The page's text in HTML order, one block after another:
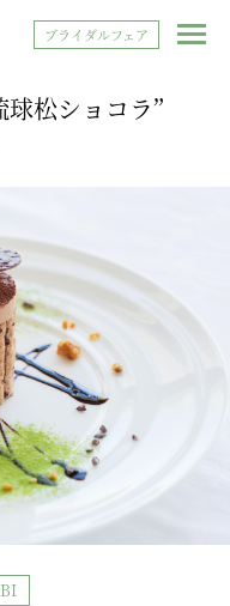
ブライダルフェア
松ショコラ”